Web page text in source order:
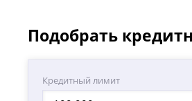
Подобрать
Кредитный лимит